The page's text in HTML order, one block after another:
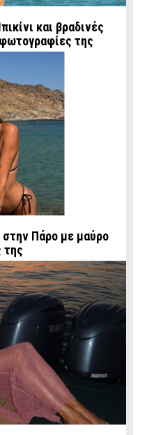
και βραδινές
της
Πάρο με μαύρο
της